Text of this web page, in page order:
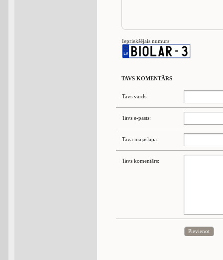
Iepriekšējais numurs:
TAVS KOMENTĀRS
Tavs vārds:
Tavs e-pasts:
Tava mājaslapa:
Tavs komentārs:
Pievienot